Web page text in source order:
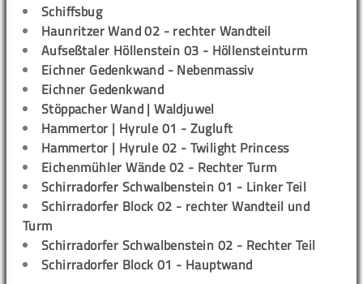
Schiffsbug
Haunritzer Wand 02 - rechter Wandteil
Aufseßtaler Höllenstein 03 - Höllensteinturm
Eichner Gedenkwand - Nebenmassiv
Eichner Gedenkwand
Stöppacher Wand | Waldjuwel
Hammertor | Hyrule 01 - Zugluft
Hammertor | Hyrule 02 - Twilight Princess
Eichenmühler Wände 02 - Rechter Turm
Schirradorfer Schwalbenstein 01 - Linker Teil
Schirradorfer Block 02 - rechter Wandteil und
Turm
Schirradorfer Schwalbenstein 02 - Rechter Teil
Schirradorfer Block 01 - Hauptwand